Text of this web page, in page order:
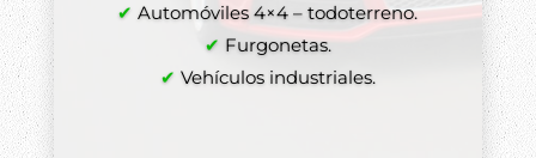
✔ Automóviles 4×4 – todoterreno.
✔ Furgonetas.
✔ Vehículos industriales.